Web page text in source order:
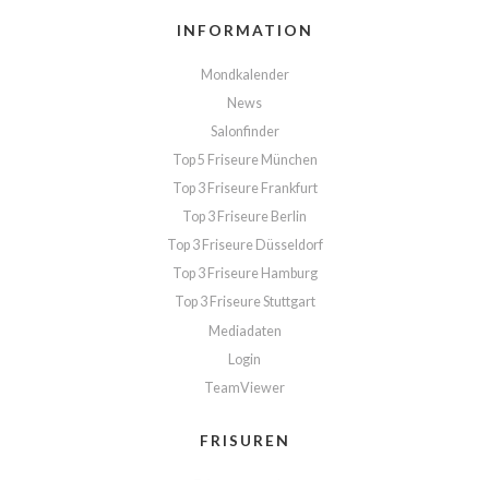
INFORMATION
Mondkalender
News
Salonfinder
Top 5 Friseure München
Top 3 Friseure Frankfurt
Top 3 Friseure Berlin
Top 3 Friseure Düsseldorf
Top 3 Friseure Hamburg
Top 3 Friseure Stuttgart
Mediadaten
Login
TeamViewer
FRISUREN